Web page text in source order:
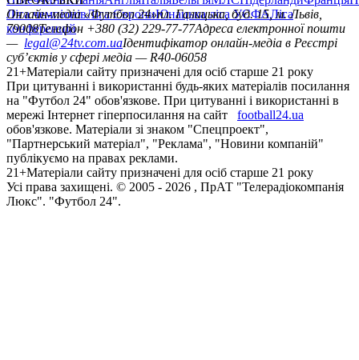
Ліга чемпіонівЛіга ЄвропиЮнацька ліга УЄФАЛіга
конференцій
Онлайн-медіа «Футбол 24»пл. Галицька, буд. 15, м. Львів,
79008Телефон +380 (32) 229-77-77Адреса електронної пошти
— legal@24tv.com.uaІдентифікатор онлайн-медіа в Реєстрі
суб’єктів у сфері медіа — R40-06058
21+Матеріали сайту призначені для осіб старше 21 року
При цитуванні і використанні будь-яких матеріалів посилання
на "Футбол 24" обов'язкове. При цитуванні і використанні в
мережі Інтернет гіперпосилання на сайт
football24.ua
обов'язкове. Матеріали зі знаком "Спецпроект",
"Партнерський матеріал", "Реклама", "Новини компаній"
публікуємо на правах реклами.
21+Матеріали сайту призначені для осіб старше 21 року
Усi права захищенi. © 2005 - 2026 , ПрАТ "Телерадіокомпанія
Люкс". "Футбол 24".